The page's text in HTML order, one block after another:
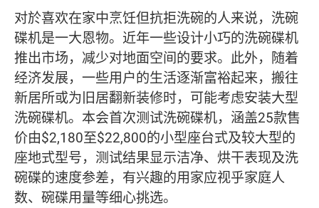
对於喜欢在家中烹饪但抗拒洗碗的人来说，洗碗
碟机是一大恩物。近年一些设计小巧的洗碗碟机
推出市场，减少对地面空间的要求。此外，随着
经济发展，一些用户的生活逐渐富裕起来，搬往
新居所或为旧居翻新装修时，可能考虑安装大型
洗碗碟机。本会首次测试洗碗碟机，涵盖25款售
价由$2,180至$22,800的小型座台式及较大型的
座地式型号，测试结果显示洁净、烘干表现及洗
碗碟的速度参差，有兴趣的用家应视乎家庭人
数、碗碟用量等细心挑选。